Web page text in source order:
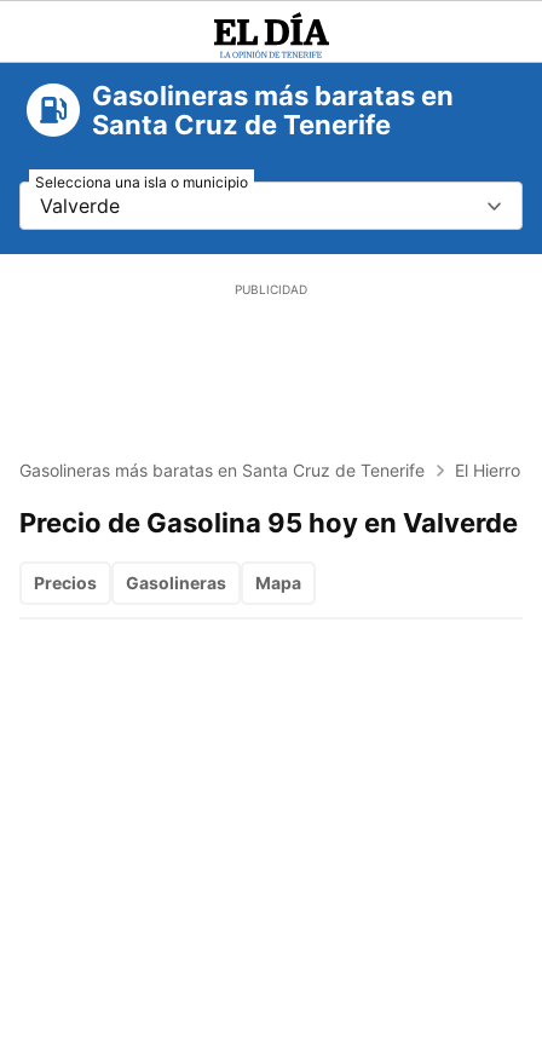
Día
Gasolineras más baratas en
Santa Cruz de Tenerife
Valverde
Selecciona una isla o municipio
Gasolineras más baratas en Santa Cruz de Tenerife El Hierro
Precio de Gasolina 95 hoy en Valverde
Precios Gasolineras Mapa